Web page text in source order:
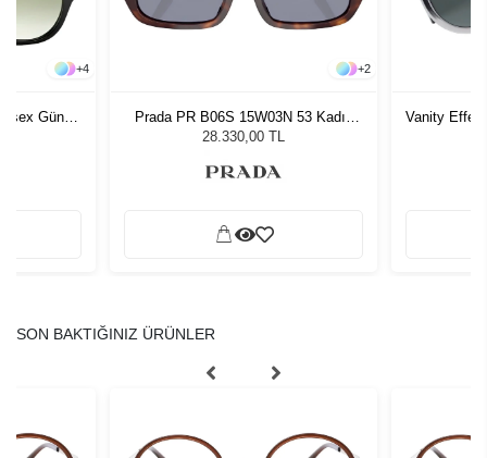
+4
Güneş
+2
Prada PR B06S 15W03N 53 Kadın
Güneş Gözlüğü
28.330,00 TL
Vanity
SON BAKTIĞINIZ ÜRÜNLER